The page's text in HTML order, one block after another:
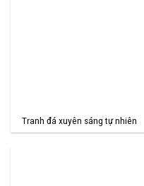
Tranh đá xuyên sáng tự nhiên